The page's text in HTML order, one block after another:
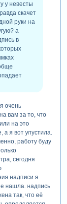
испортить.
имеют
оттенок
оттенки фото и
оттолкнуться
цветового
конечно в
в двух первых
немного
но что
у невесты
скачет
руки на
а
в
очень
вам за то, что
на это
а я вот упустила.
работу буду
сегодня
надписи я
нашла. надпись
так, что её